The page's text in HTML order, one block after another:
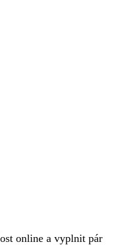
online a vyplnit pár